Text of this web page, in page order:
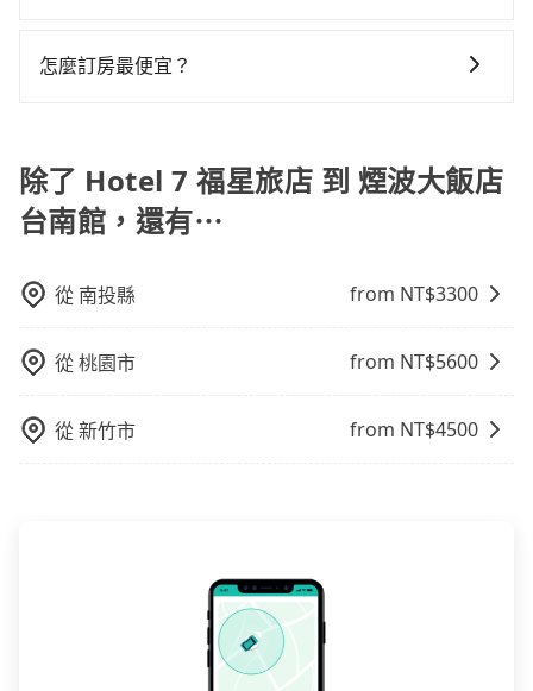
資，而且更會額外浪費9分鐘在轉乘與等車上，現在還不
或九人座可供選擇，而且無人租車最令人詬病的就是車
用戶卻遲遲尚未歸還，又或者要還車時卻偏偏找不到停
車位，對於急著用車或者要載其他乘客的人來說就有不
小的風險。最後，雖然路邊隨租隨還看似方便，但實際
上下車地點仍有段距離，在遇到下雨天或者載行李時，
4.6%，其叫車的難度是雙北市的20倍。再加上台中市有
旅店到煙波大飯店台南館的最佳選擇。
比較寬鬆且不介意耗時轉乘可選大眾運輸或較貴的計程
車，不趕時間即可選用大眾運輸。 便利性：需要便利性
和方便性可選包車和計程車，喜歡探險和體驗當地文化
則可搭乘大眾運輸。
椅及兒童用增高墊供您選購(租借300元/個)，讓您和孩子
怎麼訂房最便宜？
地區、價位、人數、特殊需求來搜尋適合的旅店與房
型，更重要的是通常價格是官網的6~8折，如果又有加入
會員或者使用特定的信用卡，還可以累積點數做現金回
有Booking.com、Agoda.com、Hotels.com、
Expedia.com、Trip.com等。正常來說，線上刷卡付款
完後預定就完成，事先不用電話確認空房，事後也不用
告知付款完畢，一切都能在網路上操作。但有些較冷門
賣的現象，便有可能到了現場卻沒房可住的窘境，所以
介意多花一點錢省下這些瑣碎的事，台灣本土的AsiaYo
或者國際Airbnb都值得推薦。
除了 Hotel 7 福星旅店 到 煙波大飯店
台南館，還有⋯
從 南投縣 from NT$3300
從桃園市 from NT$5600
從新竹市 from NT$4500